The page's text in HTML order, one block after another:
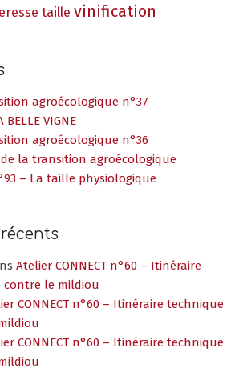
taille vinification
agroécologique n°37
VIGNE
agroécologique n°36
la transition agroécologique
– La taille physiologique
Atelier CONNECT n°60 – Itinéraire
le mildiou
CONNECT n°60 – Itinéraire technique
CONNECT n°60 – Itinéraire technique